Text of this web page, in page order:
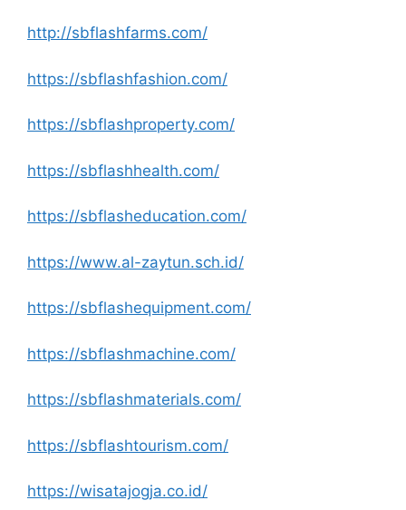
http://sbflashfarms.com/
https://sbflashfashion.com/
https://sbflashproperty.com/
https://sbflashhealth.com/
https://sbflasheducation.com/
https://www.al-zaytun.sch.id/
https://sbflashequipment.com/
https://sbflashmachine.com/
https://sbflashmaterials.com/
https://sbflashtourism.com/
https://wisatajogja.co.id/